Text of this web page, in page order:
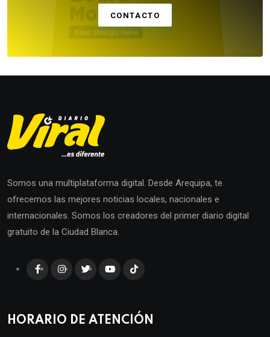
CONTACTO
Somos una multiplataforma digital. Desde Arequipa, te
ofrecemos las mejores noticias locales, nacionales e
internacionales. Somos los creadores del primer diario digital
gratuito de la Ciudad Blanca.
HORARIO DE ATENCIÓN